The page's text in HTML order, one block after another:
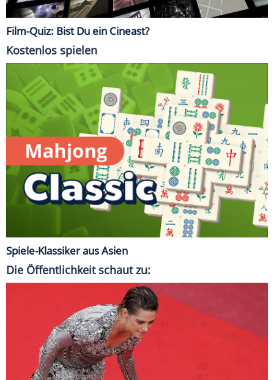
Film-Quiz: Bist Du ein Cineast?
Kostenlos spielen
Spiele-Klassiker aus Asien
Die Öffentlichkeit schaut zu: